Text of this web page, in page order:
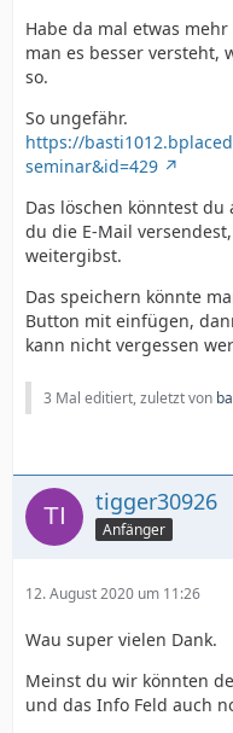
Habe da mal etwas
man es besser versteht,
so.
So ungefähr.
https://
seminar&id=429
Das löschen könntest
du die E-Mail
weitergibst.
Das speichern könnte
Button mit einfügen,
kann nicht vergessen
3 Mal editiert, zuletzt von
tigger30926
Anfänger
12. August 2020 um 11:26
Wau super vielen Dank.
Meinst du wir könnten
und das Info Feld auch